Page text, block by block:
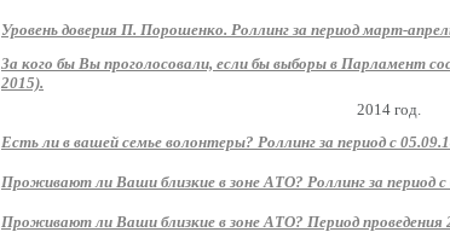
Уровень доверия П. Порошенко. Роллинг за период март-
За кого бы Вы проголосовали, если бы выборы в Парламент
2015).
2014 год.
Есть ли в вашей семье волонтеры? Роллинг за период с
Проживают ли Ваши близкие в зоне АТО? Роллинг за период с
Проживают ли Ваши близкие в зоне АТО? Период проведения